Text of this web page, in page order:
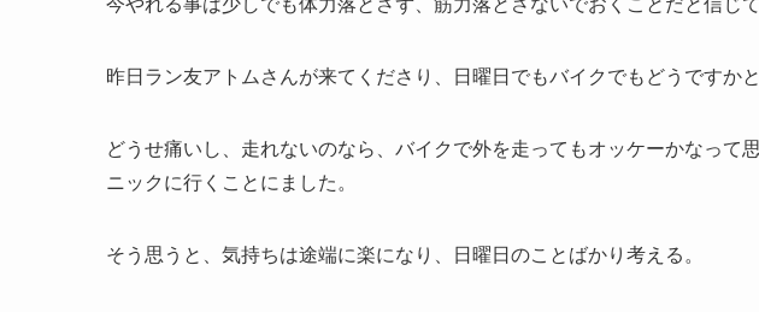
今やれる事は少しでも体力落とさず、筋力落とさないでおくことだと信じ
昨日ラン友アトムさんが来てくださり、日曜日でもバイクでもどうですか
どうせ痛いし、走れないのなら、バイクで外を走ってもオッケーかなって
ニックに行くことにました。
そう思うと、気持ちは途端に楽になり、日曜日のことばかり考える。